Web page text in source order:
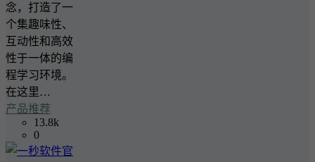
念，打造了一
个集趣味性、
互动性和高效
性于一体的编
程学习环境。
在这里…
产品推荐
13.8k
0